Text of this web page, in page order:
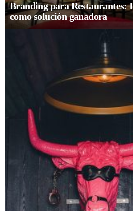
Branding para Restaurantes:
como solución ganadora